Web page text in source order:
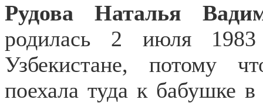
Рудова Наталья
родилась 2 июля
Узбекистане, потому
поехала туда к бабушке